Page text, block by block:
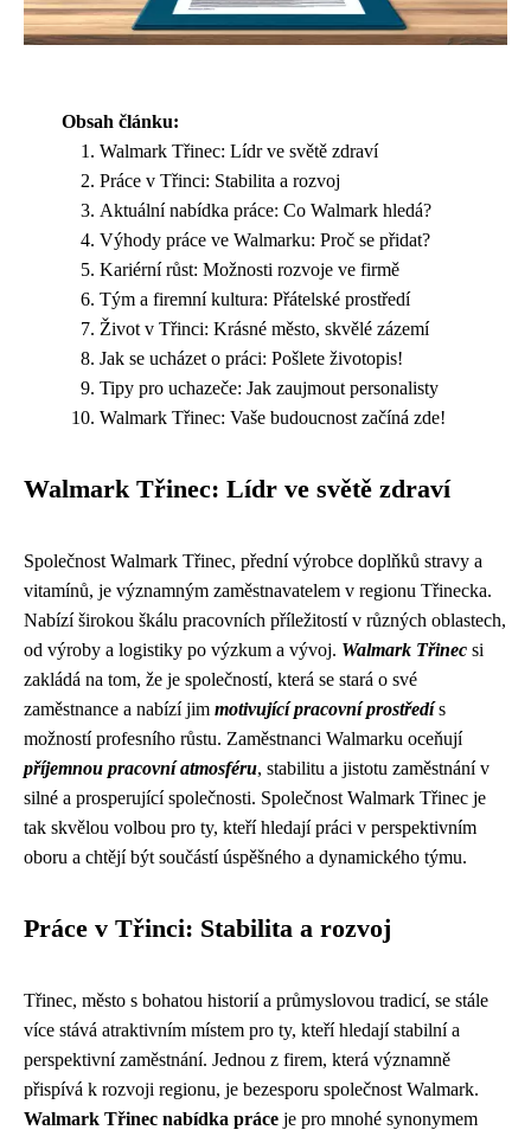
Obsah článku:
Walmark Třinec: Lídr ve světě zdraví
Práce v Třinci: Stabilita a rozvoj
Aktuální nabídka práce: Co Walmark hledá?
Výhody práce ve Walmarku: Proč se přidat?
Kariérní růst: Možnosti rozvoje ve firmě
Tým a firemní kultura: Přátelské prostředí
Život v Třinci: Krásné město, skvělé zázemí
Jak se ucházet o práci: Pošlete životopis!
Tipy pro uchazeče: Jak zaujmout personalisty
Walmark Třinec: Vaše budoucnost začíná zde!
Walmark Třinec: Lídr ve světě zdraví
Společnost Walmark Třinec, přední výrobce doplňků stravy a
vitamínů, je významným zaměstnavatelem v regionu Třinecka.
Nabízí širokou škálu pracovních příležitostí v různých oblastech,
od výroby a logistiky po výzkum a vývoj. Walmark Třinec si
zakládá na tom, že je společností, která se stará o své
zaměstnance a nabízí jim motivující pracovní prostředís
možností profesního růstu. Zaměstnanci Walmarku oceňují
příjemnou pracovní atmosféru, stabilitu a jistotu zaměstnání v
silné a prosperující společnosti. Společnost Walmark Třinec je
tak skvělou volbou pro ty, kteří hledají práci v perspektivním
oboru a chtějí být součástí úspěšného a dynamického týmu.
Práce v Třinci: Stabilita a rozvoj
Třinec, město s bohatou historií a průmyslovou tradicí, se stále
více stává atraktivním místem pro ty, kteří hledají stabilní a
perspektivní zaměstnání. Jednou z firem, která významně
přispívá k rozvoji regionu, je bezesporu společnost Walmark.
Walmark Třinec nabídka práce je pro mnohé synonymem